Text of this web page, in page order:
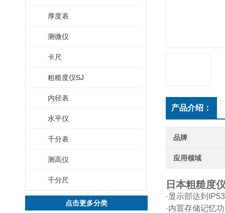
厚度表
测微仪
卡尺
粗糙度仪SJ
内径表
水平仪
千分表
测高仪
千分尺
点击更多分类
产品介绍：
品牌
应用领域
日本粗糙度
·显示部达到
·内置存储记忆